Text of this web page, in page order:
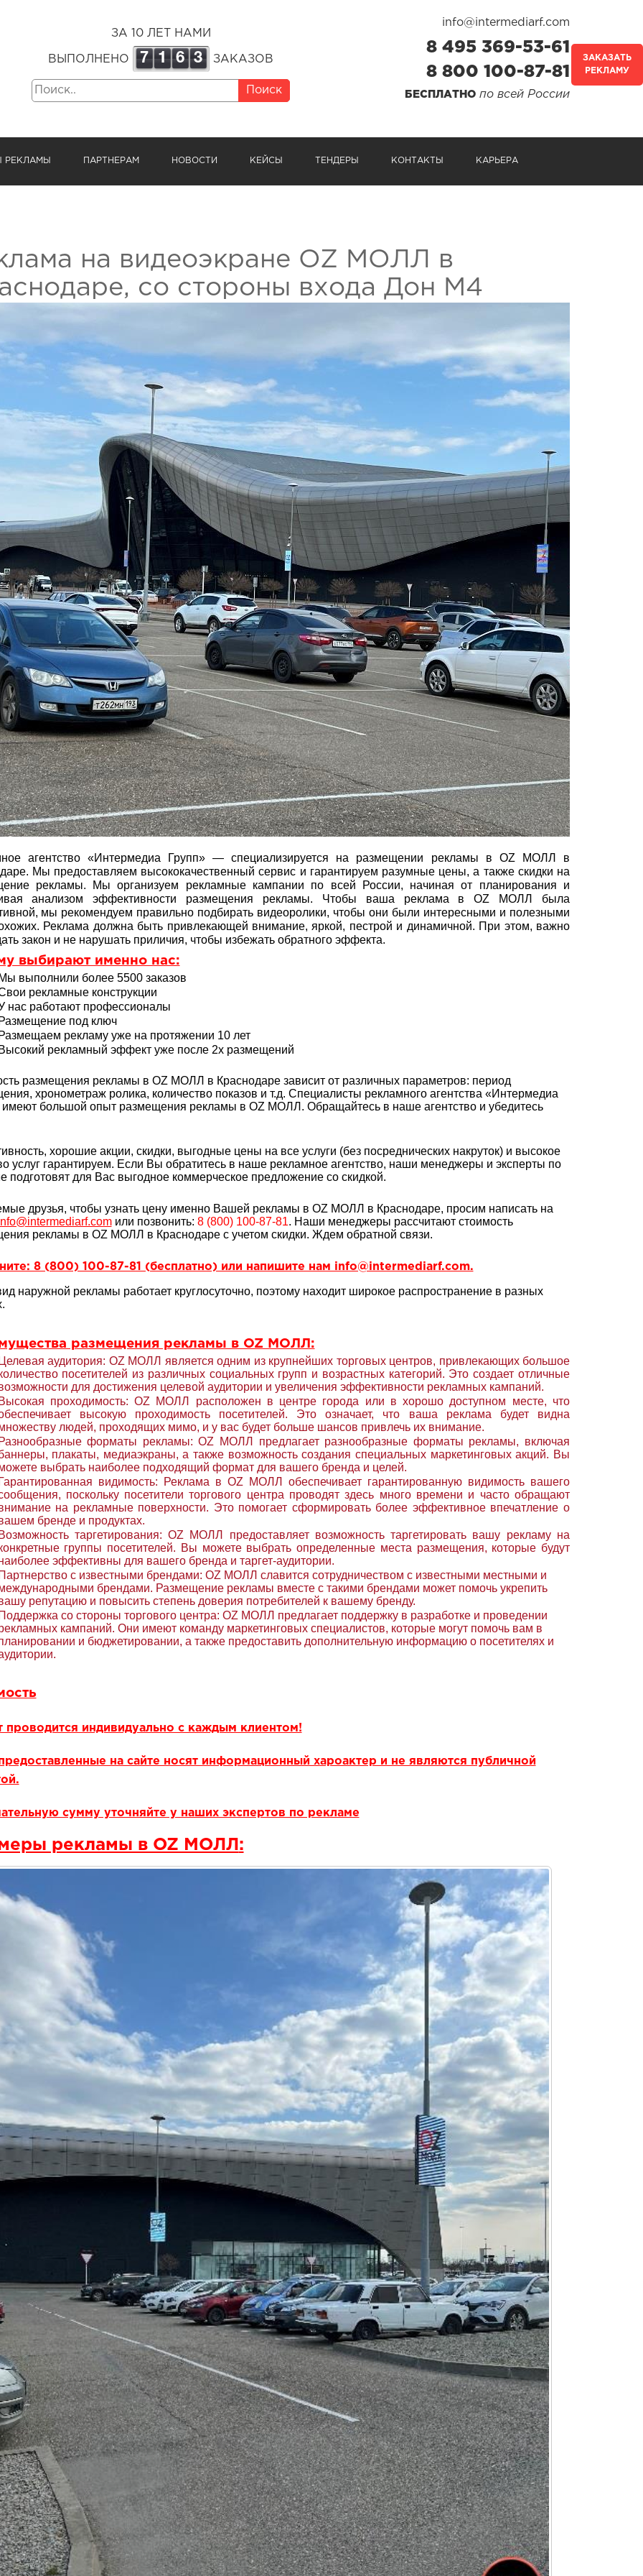
ЗА 10 ЛЕТ НАМИ
ВЫПОЛНЕНО 7 1 6 3 ЗАКАЗОВ
Поиск
info@intermediarf.com
8 495 369-53-61
8 800 100-87-81
БЕСПЛАТНО по всей России
РЕКЛАМЫ ПАРТНЕРАМ НОВОСТИ КЕЙСЫ ТЕНДЕРЫ КОНТАКТЫ КАРЬЕРА
ЗАКАЗАТЬ
РЕКЛАМУ
на видеоэкране OZ МОЛЛ в
со стороны входа Дон М4
агентство «Интермедиа Групп» — специализируется на размещении рекламы в OZ МОЛЛ в
Мы предоставляем высококачественный сервис и гарантируем разумные цены, а также скидки на
рекламы. Мы организуем рекламные кампании по всей России, начиная от планирования и
анализом эффективности размещения рекламы. Чтобы ваша реклама в OZ МОЛЛ была
мы рекомендуем правильно подбирать видеоролики, чтобы они были интересными и полезными
Реклама должна быть привлекающей внимание, яркой, пестрой и динамичной. При этом, важно
закон и не нарушать приличия, чтобы избежать обратного эффекта.
выбирают именно нас:
Мы выполнили более 5500 заказов
рекламные конструкции
нас работают профессионалы
Размещение под ключ
Размещаем рекламу уже на протяжении 10 лет
Высокий рекламный эффект уже после 2х размещений
размещения рекламы в OZ МОЛЛ в Краснодаре зависит от различных параметров: период
хронометраж ролика, количество показов и т.д. Специалисты рекламного агентства «Интермедиа
имеют большой опыт размещения рекламы в OZ МОЛЛ . Обращайтесь в наше агентство и убедитесь
хорошие акции, скидки, выгодные цены на все услуги (без посреднических накруток) и высокое
услуг гарантируем. Если Вы обратитесь в наше рекламное агентство, наши менеджеры и эксперты по
подготовят для Вас выгодное коммерческое предложение со скидкой.
друзья, чтобы узнать цену именно Вашей рекламы в OZ МОЛЛ в Краснодаре, просим написать на
или позвонить: 8 (800) 100-87-81. Наши менеджеры рассчитают стоимость
рекламы в OZ МОЛЛ в Краснодаре с учетом скидки. Ждем обратной связи.
8 (800) 100-87-81 (бесплатно) или напишите нам info@intermediarf.com.
наружной рекламы работает круглосуточно, поэтому находит широкое распространение в разных
размещения рекламы в OZ МОЛЛ:
Целевая аудитория: OZ МОЛЛ является одним из крупнейших торговых центров, привлекающих большое
посетителей из различных социальных групп и возрастных категорий. Это создает отличные
для достижения целевой аудитории и увеличения эффективности рекламных кампаний.
Высокая проходимость: OZ МОЛЛ расположен в центре города или в хорошо доступном месте, что
высокую проходимость посетителей. Это означает, что ваша реклама будет видна
людей, проходящих мимо, и у вас будет больше шансов привлечь их внимание.
Разнообразные форматы рекламы: OZ МОЛЛ предлагает разнообразные форматы рекламы, включая
плакаты, медиаэкраны, а также возможность создания специальных маркетинговых акций. Вы
выбрать наиболее подходящий формат для вашего бренда и целей.
Гарантированная видимость: Реклама в OZ МОЛЛ обеспечивает гарантированную видимость вашего
поскольку посетители торгового центра проводят здесь много времени и часто обращают
на рекламные поверхности. Это помогает сформировать более эффективное впечатление о
бренде и продуктах.
Возможность таргетирования: OZ МОЛЛ предоставляет возможность таргетировать вашу рекламу на
группы посетителей. Вы можете выбрать определенные места размещения, которые будут
эффективны для вашего бренда и таргет-аудитории.
Партнерство с известными брендами: OZ МОЛЛ славится сотрудничеством с известными местными и
брендами. Размещение рекламы вместе с такими брендами может помочь укрепить
репутацию и повысить степень доверия потребителей к вашему бренду.
Поддержка со стороны торгового центра: ОZ МОЛЛ предлагает поддержку в разработке и проведении
кампаний. Они имеют команду маркетинговых специалистов, которые могут помочь вам в
и бюджетировании, а также предоставить дополнительную информацию о посетителях и
проводится индивидуально с каждым клиентом!
на сайте носят информационный хароактер и не являются публичной
сумму уточняйте у наших экспертов по рекламе
рекламы в OZ МОЛЛ :